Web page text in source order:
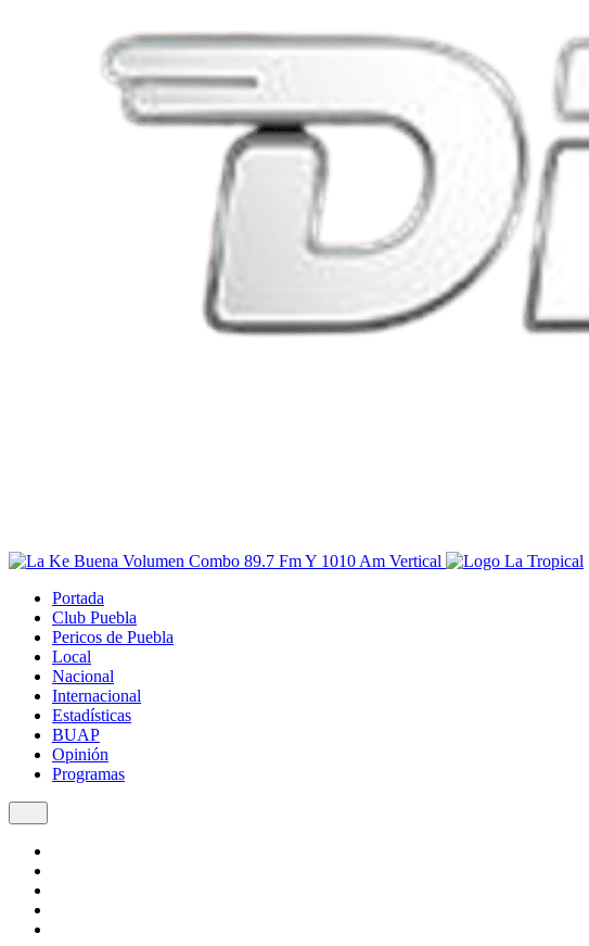
Portada
Club Puebla
Pericos de Puebla
Local
Nacional
Internacional
Estadísticas
BUAP
Opinión
Programas